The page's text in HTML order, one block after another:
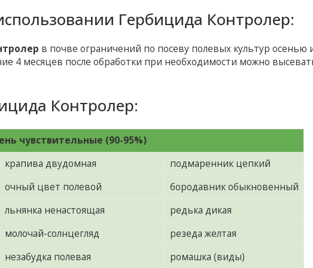
Гербицида Контролер:
в почве ограничений по посеву полевых культур осенью
4 месяцев после обработки при необходимости можно
Контролер:
чувствительные (90-95%)
крапива двудомная
подмаренник цепкий
очный цвет полевой
бородавник обыкновенный
льнянка ненастоящая
редька дикая
молочай-солнцегляд
резеда желтая
незабудка полевая ромашка (виды)